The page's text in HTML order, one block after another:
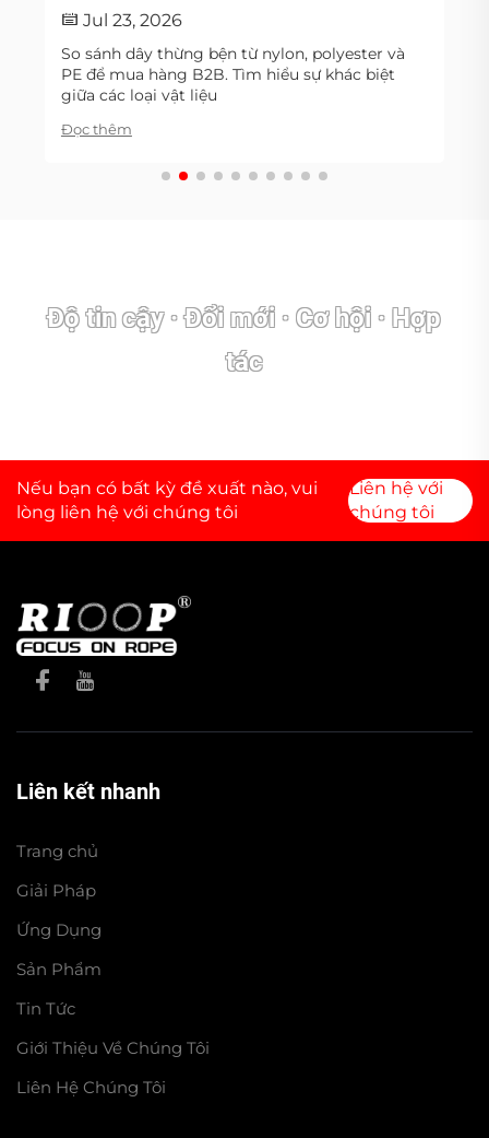
Jul 23, 2026
So sánh dây thừng bện từ nylon, polyester và
PE để mua hàng B2B. Tìm hiểu sự khác biệt
giữa các loại vật liệu
Đọc thêm
Độ tin cậy · Đổi mới · Cơ hội · Hợp
tác
Nếu bạn có bất kỳ đề xuất nào, vui
lòng liên hệ với chúng tôi
Liên hệ với
chúng tôi
Liên kết nhanh
Trang chủ
Giải Pháp
Ứng Dụng
Sản Phẩm
Tin Tức
Giới Thiệu Về Chúng Tôi
Liên Hệ Chúng Tôi